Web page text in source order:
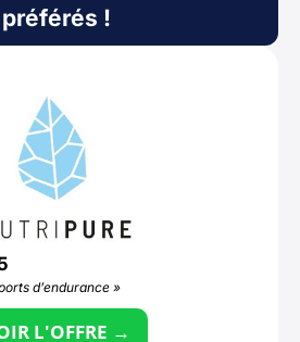
préférés !
d’endurance »
L'OFFRE →